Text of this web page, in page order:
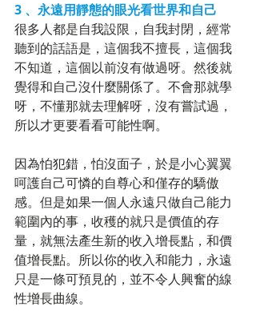
3 、永遠用靜態的眼光看世界和自己
很多人都是自我設限，自我封閉，經常
聽到的話語是，這個我不擅長，這個我
不知道，這個以前沒有做過呀。然後就
覺得和自己沒什麼關係了。不會那就學
呀，不懂那就去理解呀，沒有嘗試過，
所以才更要看看可能性啊。
因為怕犯錯，怕沒面子，於是小心翼翼
呵護自己可憐的自尊心和僅存的驕傲
感。但是如果一個人永遠只做自己能力
範圍內的事，收穫的就只是價值的存
量，就無法產生新的收入增長點，和價
值增長點。所以你的收入和能力，永遠
只是一條可預見的，並不令人興奮的線
性增長曲線。